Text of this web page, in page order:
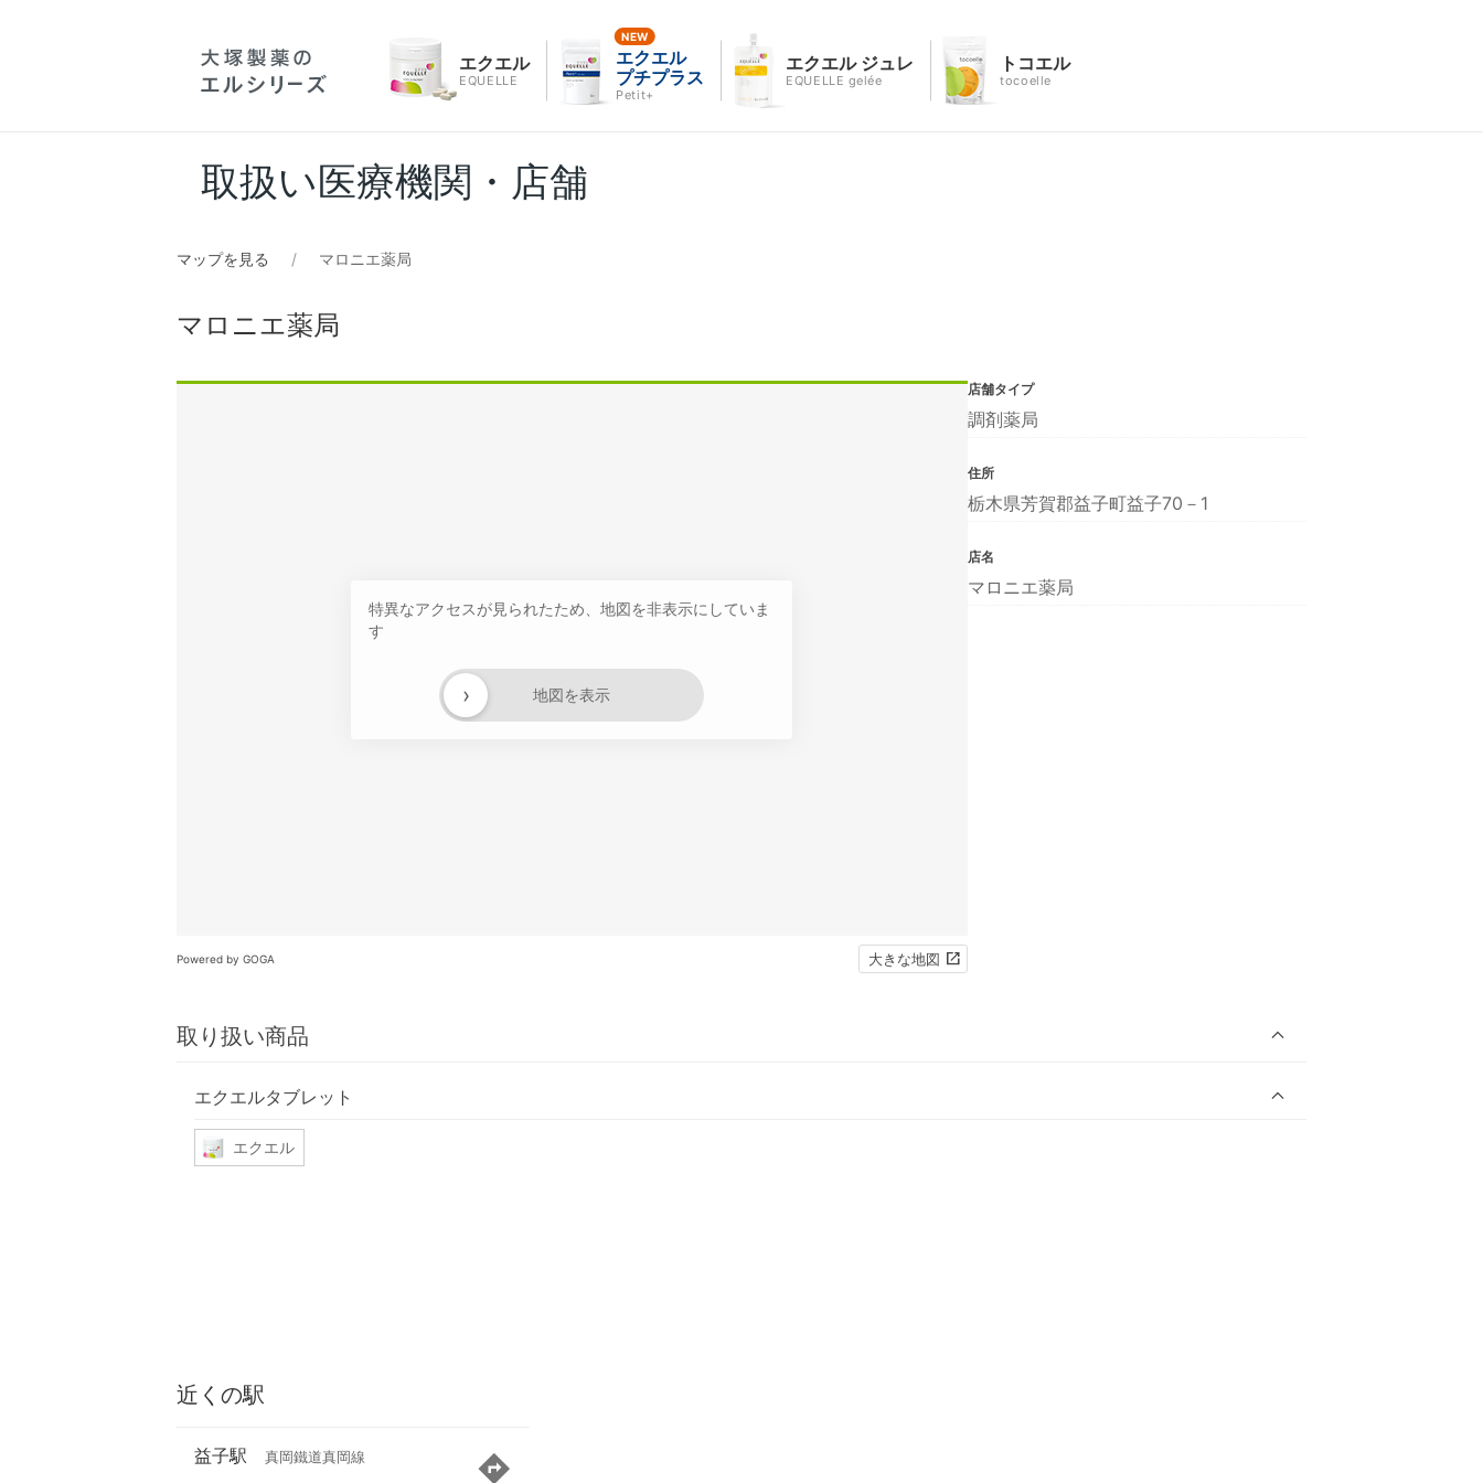
エクエル
EQUELLE
エクエル
プチプラス
Petit+
エクエル ジュレ
EQUELLE gelée
トコエル
tocoelle
取扱い医療機関・店舗
マップを見る マロニエ薬局
マロニエ薬局
特異なアクセスが見られたため、地図を非表示にしていま
す
地図を表示
›
Powered by GOGA 大きな地図
取り扱い商品
エクエルタブレット
エクエル
店舗タイプ
調剤薬局
住所
栃木県芳賀郡益子町益子70－1
店名
マロニエ薬局
近くの駅
益子駅 真岡鐵道真岡線